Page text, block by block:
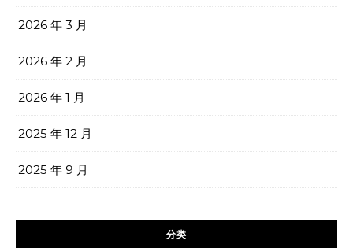
2026 年 3 月
2026 年 2 月
2026 年 1 月
2025 年 12 月
2025 年 9 月
分类